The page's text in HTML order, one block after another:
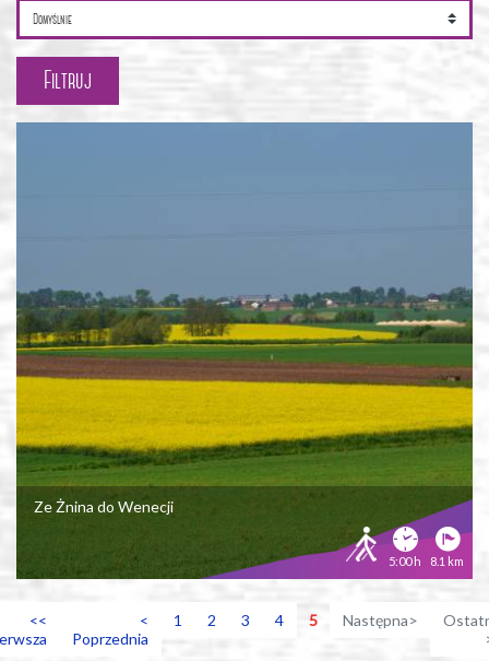
Ze Żnina do Wenecji
5:00 h 8.1 km
<<
<
Poprzednia
1 2 3 4 5 Następna>
Filtruj